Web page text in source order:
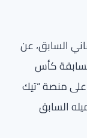
السابق، عن
كأس
على منصة “تيك
السابق